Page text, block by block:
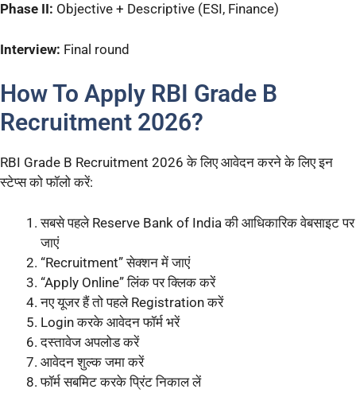
Phase II: Objective + Descriptive (ESI, Finance)
Interview: Final round
How To Apply RBI Grade B
Recruitment 2026?
RBI Grade B Recruitment 2026 के लिए आवेदन करने के लिए इन
स्टेप्स को फॉलो करें:
सबसे पहले Reserve Bank of India की आधिकारिक वेबसाइट पर
जाएं
“Recruitment” सेक्शन में जाएं
“Apply Online” लिंक पर क्लिक करें
नए यूजर हैं तो पहले Registration करें
Login करके आवेदन फॉर्म भरें
दस्तावेज अपलोड करें
आवेदन शुल्क जमा करें
फॉर्म सबमिट करके प्रिंट निकाल लें